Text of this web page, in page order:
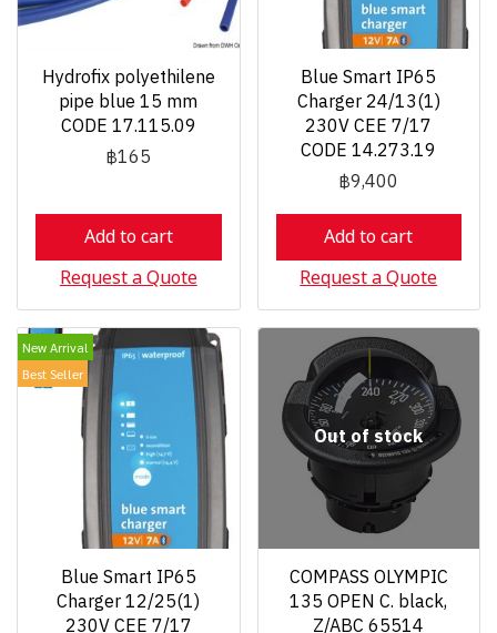
Hydrofix polyethilene
pipe blue 15 mm
CODE 17.115.09
฿165
Add to cart
Request a Quote
Blue Smart IP65
Charger 24/13(1)
230V CEE 7/17
CODE 14.273.19
฿9,400
Add to cart
Request a Quote
New Arrival
Best Seller
Blue Smart IP65
Charger 12/25(1)
230V CEE 7/17
Out of stock
COMPASS OLYMPIC
135 OPEN C. black,
Z/ABC 65514